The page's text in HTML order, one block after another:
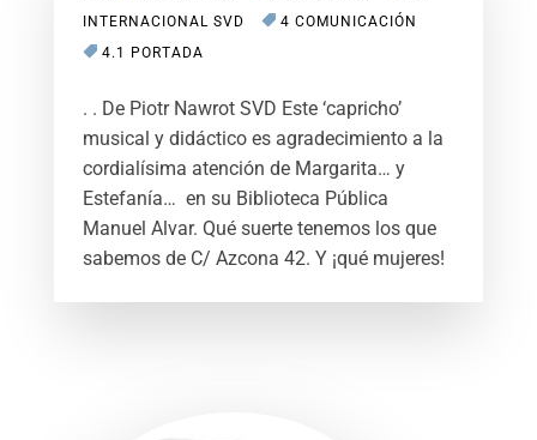
INTERNACIONAL SVD
4 COMUNICACIÓN
4.1 PORTADA
. . De Piotr Nawrot SVD Este ‘capricho’
musical y didáctico es agradecimiento a la
cordialísima atención de Margarita… y
Estefanía… en su Biblioteca Pública
Manuel Alvar. Qué suerte tenemos los que
sabemos de C/ Azcona 42. Y ¡qué mujeres!